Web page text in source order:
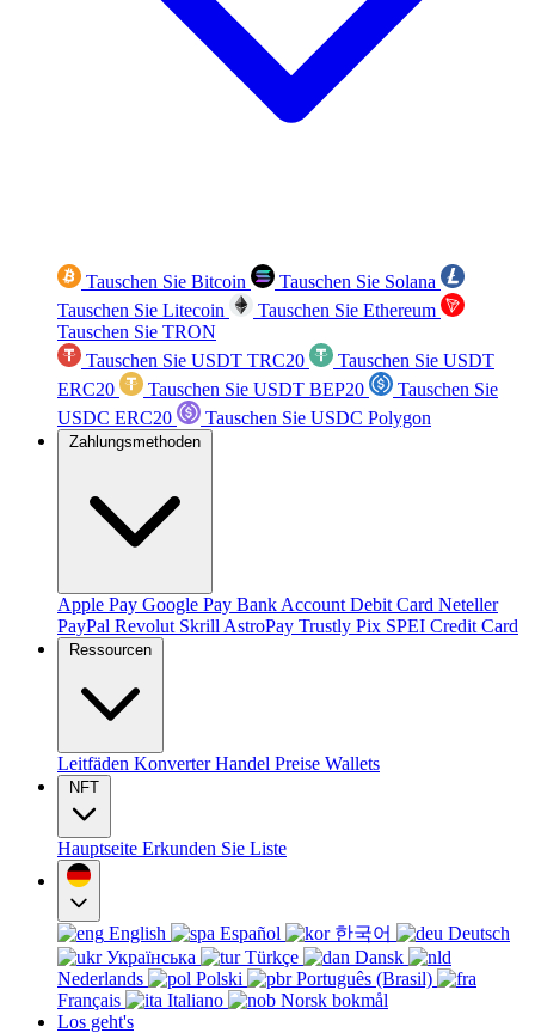
Tauschen Sie Bitcoin
Tauschen Sie Solana
Tauschen Sie Litecoin
Tauschen Sie Ethereum
Tauschen Sie TRON
Tauschen Sie USDT TRC20
Tauschen Sie USDT
ERC20
Tauschen Sie USDT BEP20
Tauschen Sie
USDC ERC20
Tauschen Sie USDC Polygon
Zahlungsmethoden
Apple Pay Google Pay Bank Account Debit Card Neteller
PayPal Revolut Skrill AstroPay Trustly Pix SPEI Credit Card
Ressourcen
Leitfäden KonverterHandel Preise Wallets
NFT
Hauptseite Erkunden Sie Liste
English Español 한국어
Deutsch
Українська
Türkçe
Dansk
Nederlands
Polski
Português (Brasil)
Français
Italiano
Norsk bokmål
Los geht's